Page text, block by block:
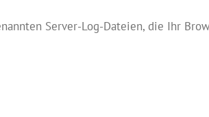
Server-Log-Dateien, die Ihr